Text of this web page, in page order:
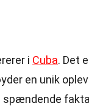
i Cuba. Det
en unik